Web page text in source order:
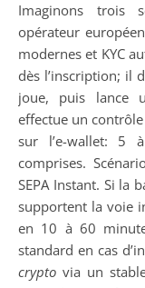
Imaginons trois
opérateur
modernes et KYC
dès l’inscription; il
joue, puis lance
effectue un
sur l’e-wallet: 5
comprises.
SEPA Instant. Si la
supportent la voie
en 10 à 60
standard en cas
crypto via un